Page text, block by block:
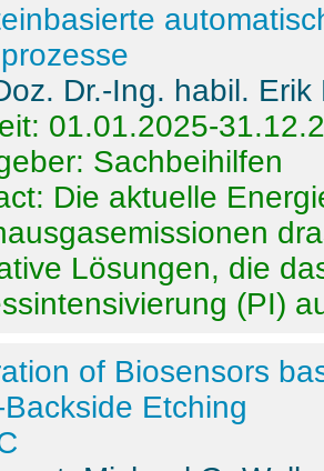
Dr.-Ing. habil. Erik
01.01.2025-
Sachbeihilfen
Die aktuelle
Lösungen, die
(PI)
of Biosensors
Etching